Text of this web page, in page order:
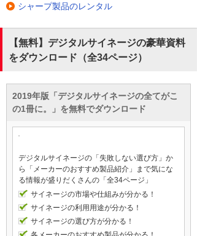
シャープ製品のレンタル
【無料】デジタルサイネージの豪華資料
をダウンロード（全34ページ）
2019年版「デジタルサイネージの全てがこ
の1冊に。」を無料でダウンロード
デジタルサイネージの「失敗しない選び方」か
ら「メーカーのおすすめ製品紹介」まで気にな
る情報が盛りだくさんの「全34ページ」
サイネージの市場や仕組みが分かる！
サイネージの利用用途が分かる！
サイネージの選び方が分かる！